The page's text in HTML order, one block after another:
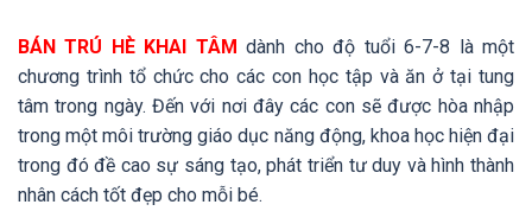
BÁN TRÚ HÈ KHAI TÂMdành cho độ tuổi 6-7-8 là một
chương trình tổ chức cho các con học tập và ăn ở tại tung
tâm trong ngày. Đến với nơi đây các con sẽ được hòa nhập
trong một môi trường giáo dục năng động, khoa học hiện đại
trong đó đề cao sự sáng tạo, phát triển tư duy và hình thành
nhân cách tốt đẹp cho mỗi bé.